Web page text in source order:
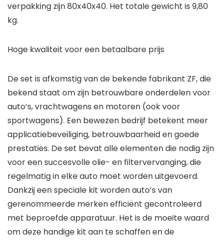
verpakking zijn 80x40x40. Het totale gewicht is 9,80
kg.
Hoge kwaliteit voor een betaalbare prijs
De set is afkomstig van de bekende fabrikant ZF, die
bekend staat om zijn betrouwbare onderdelen voor
auto’s, vrachtwagens en motoren (ook voor
sportwagens). Een bewezen bedrijf betekent meer
applicatiebeveiliging, betrouwbaarheid en goede
prestaties. De set bevat alle elementen die nodig zijn
voor een succesvolle olie- en filtervervanging, die
regelmatig in elke auto moet worden uitgevoerd.
Dankzij een speciale kit worden auto’s van
gerenommeerde merken efficiënt gecontroleerd
met beproefde apparatuur. Het is de moeite waard
om deze handige kit aan te schaffen en de